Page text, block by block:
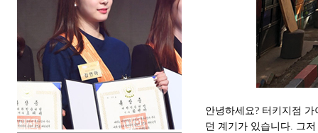
안녕하세요? 터키지점
던 계기가 있습니다. 그